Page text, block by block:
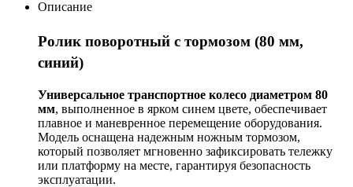
Описание
Ролик поворотный с тормозом (80 мм,
синий)
Универсальное транспортное колесо диаметром 80
мм, выполненное в ярком синем цвете, обеспечивает
плавное и маневренное перемещение оборудования.
Модель оснащена надежным ножным тормозом,
который позволяет мгновенно зафиксировать тележку
или платформу на месте, гарантируя безопасность
эксплуатации.